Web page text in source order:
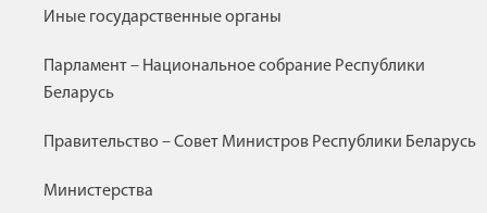
Иные государственные органы
Парламент – Национальное собрание Республики
Беларусь
Правительство – Совет Министров Республики Беларусь
Министерства